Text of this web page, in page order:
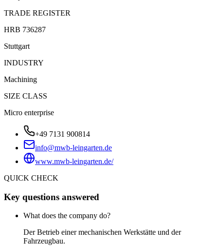
TRADE REGISTER
HRB 736287
Stuttgart
INDUSTRY
Machining
SIZE CLASS
Micro enterprise
+49 7131 900814
info@mwb-leingarten.de
www.mwb-leingarten.de/
QUICK CHECK
Key questions answered
What does the company do?
Der Betrieb einer mechanischen Werkstätte und der
Fahrzeugbau.